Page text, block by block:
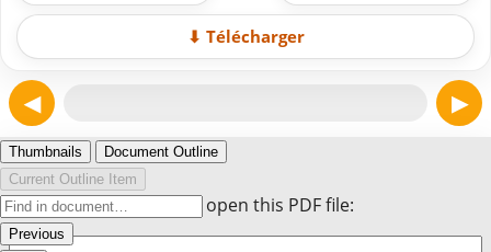
⬇ Télécharger
◀ ▶
Thumbnails
Document Outline
Current Outline Item
Previous
Enter the password to open this PDF file: